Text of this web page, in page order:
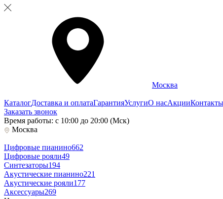
Москва
КаталогДоставка и оплатаГарантияУслугиО насАкцииКонтакты
Заказать звонок
Время работы: с 10:00 до 20:00 (Мск)
Москва
Цифровые пианино662
Цифровые рояли49
Синтезаторы194
Акустические пианино221
Акустические рояли177
Аксессуары269